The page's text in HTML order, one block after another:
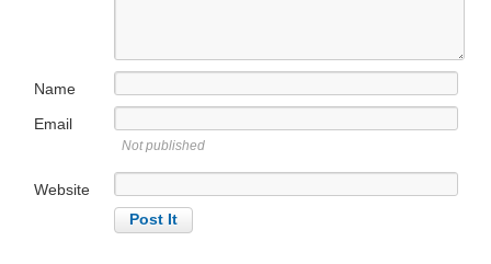
Name
Email
Not published
Website